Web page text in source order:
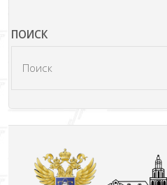
ПОИСК